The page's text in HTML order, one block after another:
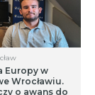
Europy w
Wrocławiu.
o awans do